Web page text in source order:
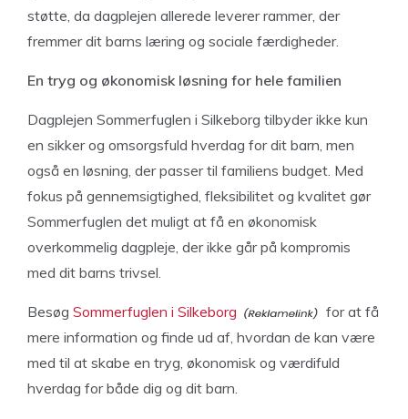
støtte, da dagplejen allerede leverer rammer, der
fremmer dit barns læring og sociale færdigheder.
En tryg og økonomisk løsning for hele familien
Dagplejen Sommerfuglen i Silkeborg tilbyder ikke kun
en sikker og omsorgsfuld hverdag for dit barn, men
også en løsning, der passer til familiens budget. Med
fokus på gennemsigtighed, fleksibilitet og kvalitet gør
Sommerfuglen det muligt at få en økonomisk
overkommelig dagpleje, der ikke går på kompromis
med dit barns trivsel.
Besøg Sommerfuglen i Silkeborg
for at få
mere information og finde ud af, hvordan de kan være
med til at skabe en tryg, økonomisk og værdifuld
hverdag for både dig og dit barn.